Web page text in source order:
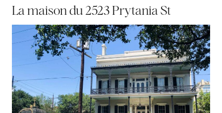
La maison du 2523 Prytania St